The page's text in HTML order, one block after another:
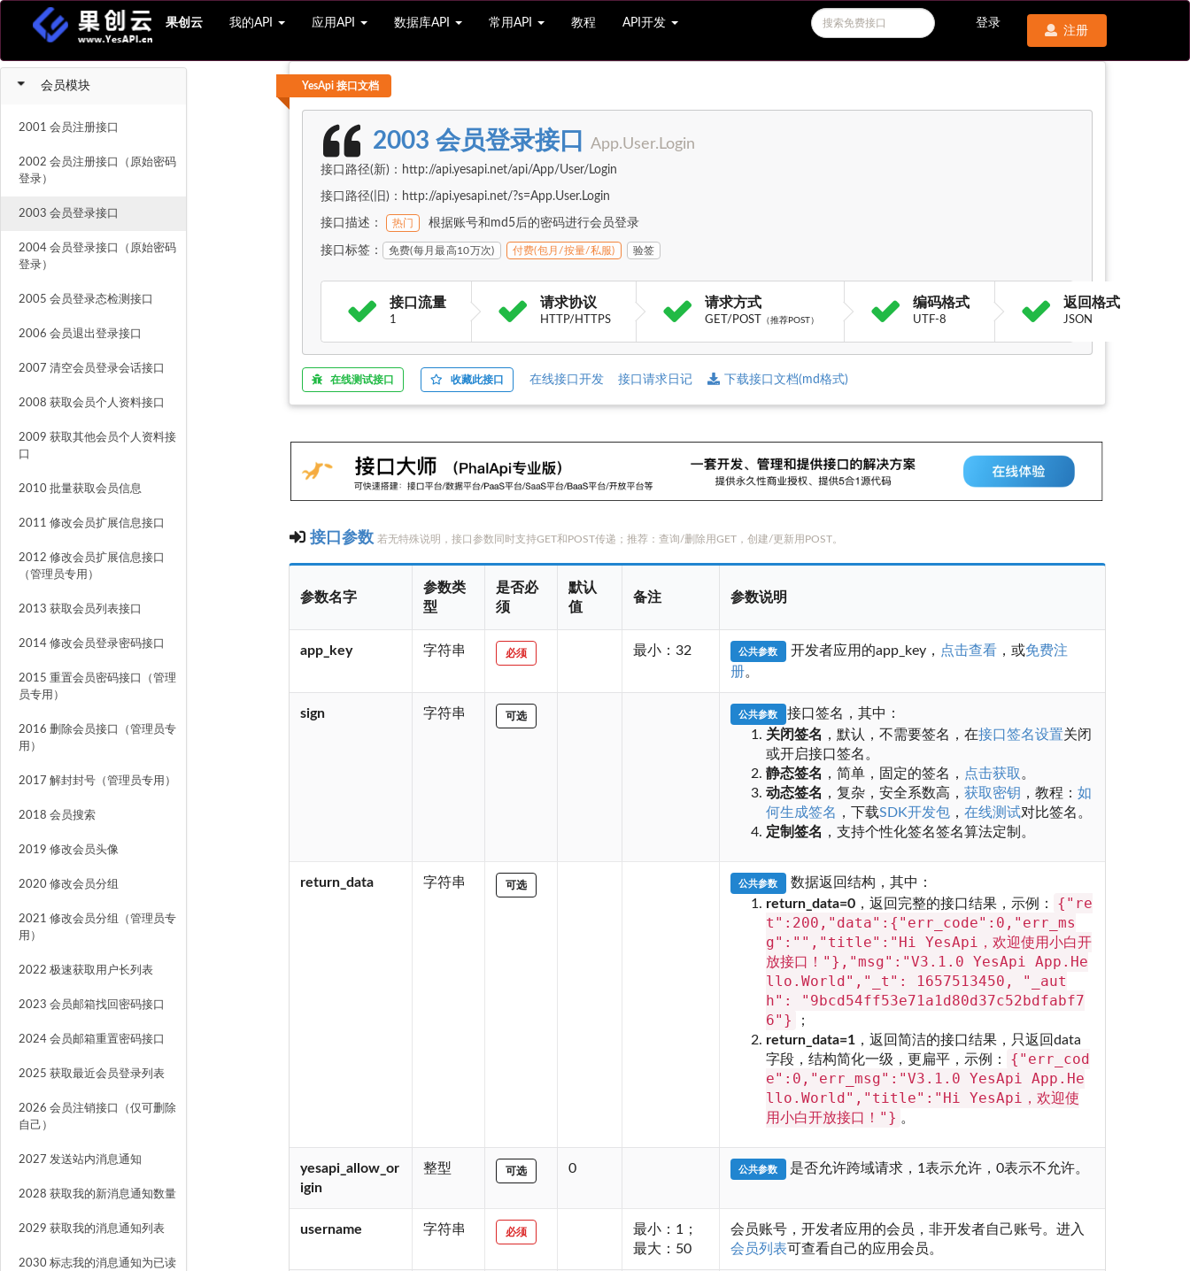
果创云 我的API 应用API 数据库API 常用API 教程 API开发 登录
注册
会员模块
2001 会员注册接口
2002 会员注册接口（原始密码
登录）
2003 会员登录接口
2004 会员登录接口（原始密码
登录）
2005 会员登录态检测接口
2006 会员退出登录接口
2007 清空会员登录会话接口
2008 获取会员个人资料接口
2009 获取其他会员个人资料接
口
2010 批量获取会员信息
2011 修改会员扩展信息接口
2012 修改会员扩展信息接口
（管理员专用）
2013 获取会员列表接口
2014 修改会员登录密码接口
2015 重置会员密码接口（管理
员专用）
2016 删除会员接口（管理员专
用）
2017 解封封号（管理员专用）
2018 会员搜索
2019 修改会员头像
2020 修改会员分组
2021 修改会员分组（管理员专
用）
2022 极速获取用户长列表
2023 会员邮箱找回密码接口
2024 会员邮箱重置密码接口
2025 获取最近会员登录列表
2026 会员注销接口（仅可删除
自己）
2027 发送站内消息通知
2028 获取我的新消息通知数量
2029 获取我的消息通知列表
2030 标志我的消息通知为已读
YesApi 接口文档
2003 会员登录接口 App.User.Login
接口路径(新)：http://api.yesapi.net/api/App/User/Login
接口路径(旧)：http://api.yesapi.net/?s=App.User.Login
接口描述： 热门 根据账号和md5后的密码进行会员登录
接口标签： 免费(每月最高10万次) 付费(包月/按量/私服) 验签
接口流量
1
请求协议
HTTP/HTTPS
请求方式
GET/POST （推荐POST）
编码格式
UTF-8
返回格式
JSON
在线测试接口 收藏此接口 在线接口开发 接口请求日记 下载接口文档(md格式)
接口参数 若无特殊说明，接口参数同时支持GET和POST传递；推荐：查询/删除用GET，创建/更新用POST。
参数名字
参数类
型
是否必
须
默认
值
备注 参数说明
app_key 字符串 必须 最小：32 公共参数 开发者应用的app_key， 点击查看 ，或免费注
册。
sign 字符串 可选 公共参数
接口签名，其中：
关闭签名 ，默认，不需要签名，在接口签名设置关闭
或开启接口签名。
静态签名 ，简单，固定的签名， 点击获取。
动态签名 ，复杂，安全系数高，获取密钥 ，教程：如
何生成签名 ，下载SDK开发包 ，在线测试对比签名。
定制签名 ，支持个性化签名签名算法定制。
return_data 字符串 可选 公共参数
数据返回结构，其中：
return_data=0 ，返回完整的接口结果，示例：
{"re
t":200,"data":{"err_code":0,"err_ms
g":"","title":"Hi YesApi，欢迎使用小白开
放接口！"},"msg":"V3.1.0 YesApi App.He
llo.World","_t": 1657513450, "_aut
h": "9bcd54ff53e71a1d80d37c52bdfabf7
6"}
；
return_data=1 ，返回简洁的接口结果，只返回data
字段，结构简化一级，更扁平，示例：
{"err_cod
e":0,"err_msg":"V3.1.0 YesApi App.He
llo.World","title":"Hi YesApi，欢迎使
用小白开放接口！"} 。
yesapi_allow_or
igin
整型 可选 0 公共参数 是否允许跨域请求，1表示允许，0表示不允许。
username 字符串 必须
最小：1；
最大：50
会员账号，开发者应用的会员，非开发者自己账号。进入
会员列表可查看自己的应用会员。